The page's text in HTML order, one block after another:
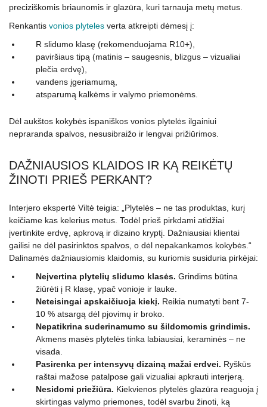
preciziškomis briaunomis ir glazūra, kuri tarnauja metų metus.
Renkantis vonios plyteles verta atkreipti dėmesį į:
R slidumo klasę (rekomenduojama R10+),
paviršiaus tipą (matinis – saugesnis, blizgus – vizualiai
plečia erdvę),
vandens įgeriamumą,
atsparumą kalkėms ir valymo priemonėms.
Dėl aukštos kokybės ispaniškos vonios plytelės ilgainiui
nepraranda spalvos, nesusibraižo ir lengvai prižiūrimos.
DAŽNIAUSIOS KLAIDOS IR KĄ REIKĖTŲ
ŽINOTI PRIEŠ PERKANT?
Interjero ekspertė Viltė teigia: „Plytelės – ne tas produktas, kurį
keičiame kas kelerius metus. Todėl prieš pirkdami atidžiai
įvertinkite erdvę, apkrovą ir dizaino kryptį. Dažniausiai klientai
gailisi ne dėl pasirinktos spalvos, o dėl nepakankamos kokybės.“
Dalinamės dažniausiomis klaidomis, su kuriomis susiduria pirkėjai:
Neįvertina plytelių slidumo klasės. Grindims būtina
žiūrėti į R klasę, ypač vonioje ir lauke.
Neteisingai apskaičiuoja kiekį. Reikia numatyti bent 7-
10 % atsargą dėl pjovimų ir broko.
Nepatikrina suderinamumo su šildomomis grindimis.
Akmens masės plytelės tinka labiausiai, keraminės – ne
visada.
Pasirenka per intensyvų dizainą mažai erdvei. Ryškūs
raštai mažose patalpose gali vizualiai apkrauti interjerą.
Nesidomi priežiūra. Kiekvienos plytelės glazūra reaguoja į
skirtingas valymo priemones, todėl svarbu žinoti, ką